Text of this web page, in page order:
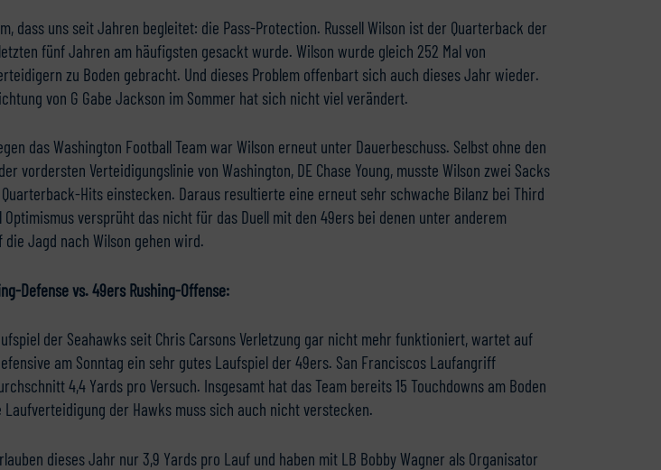
dass uns seit Jahren begleitet: die Pass-Protection. Russell Wilson ist der Quarterback der
fünf Jahren am häufigsten gesackt wurde. Wilson wurde gleich 252 Mal von
zu Boden gebracht. Und dieses Problem offenbart sich auch dieses Jahr wieder.
von G Gabe Jackson im Sommer hat sich nicht viel verändert.
das Washington Football Team war Wilson erneut unter Dauerbeschuss. Selbst ohne den
vordersten Verteidigungslinie von Washington, DE Chase Young, musste Wilson zwei Sacks
Hits einstecken. Daraus resultierte eine erneut sehr schwache Bilanz bei Third
Optimismus versprüht das nicht für das Duell mit den 49ers bei denen unter anderem
die Jagd nach Wilson gehen wird.
Defense vs. 49ers Rushing-Offense:
der Seahawks seit Chris Carsons Verletzung gar nicht mehr funktioniert, wartet auf
am Sonntag ein sehr gutes Laufspiel der 49ers. San Franciscos Laufangriff
4,4 Yards pro Versuch. Insgesamt hat das Team bereits 15 Touchdowns am Boden
Laufverteidigung der Hawks muss sich auch nicht verstecken.
dieses Jahr nur 3,9 Yards pro Lauf und haben mit LB Bobby Wagner als Organisator